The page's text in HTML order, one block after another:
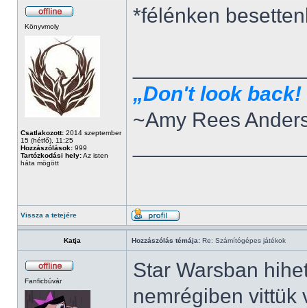
Könyvmoly
Csatlakozott: 2014 szeptember
15 (hétfő), 11:25
Hozzászólások: 999
Tartózkodási hely:Az isten
háta mögött
*félénken
„Don't look
~Amy Rees
Vissza a tetejére
Katja Hozzászólás témája: Re: Számítógépes játékok
Fanficbúvár
Star Warsban
nemrégiben vittük